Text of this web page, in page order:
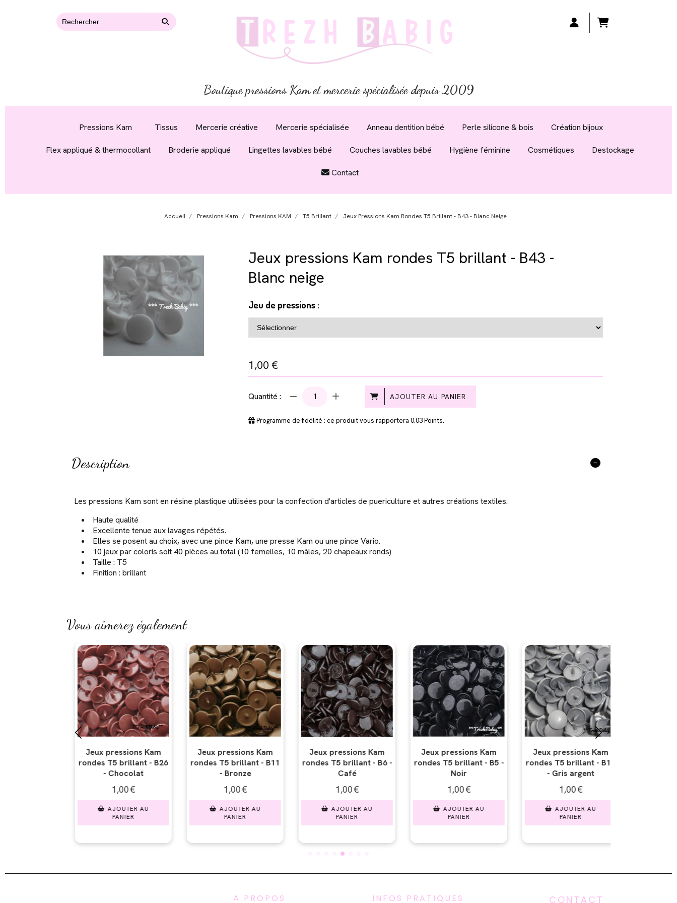
Boutique pressions Kam et mercerie spécialisée depuis 2009
Pressions Kam Tissus Mercerie créative Mercerie spécialisée Anneau dentition bébé Perle silicone & bois Création bijoux
Flex appliqué & thermocollant Broderie appliqué Lingettes lavables bébé Couches lavables bébé Hygiène féminine Cosmétiques Destockage
Contact
Accueil Pressions Kam Pressions KAM T5 Brillant Jeux Pressions Kam Rondes T5 Brillant - B43 - Blanc Neige
Jeux pressions Kam rondes T5 brillant - B43 -
Blanc neige
Jeu de pressions :
1,00 €
Quantité : AJOUTER AU PANIER
Programme de fidélité : ce produit vous rapportera0.03Points.
Description
Les pressions Kam sont en résine plastique utilisées pour la confection d'articles de puericulture et autres créations textiles.
Haute qualité
Excellente tenue aux lavages répétés.
Elles se posent au choix, avec une pince Kam, une presse Kam ou une pince Vario.
10 jeux par coloris soit 40 pièces au total (10 femelles, 10 mâles, 20 chapeaux ronds)
Taille : T5
Finition : brillant
Vous aimerez également
Jeux pressions Kam
rondes T5 brillant - B11
- Bronze
1,00€
AJOUTER AU
PANIER
Jeux pressions Kam
rondes T5 brillant - B6 -
Café
1,00€
AJOUTER AU
PANIER
Jeux pressions Kam
rondes T5 brillant - B5 -
Noir
1,00€
AJOUTER AU
PANIER
Jeux pressions Kam
rondes T5 brillant - B13
- Gris argent
1,00€
AJOUTER AU
PANIER
Jeux pressions Kam
rondes T5 brillant - B24
- Gris souris
1,00€
AJOUTER AU
PANIER
A PROPOS INFOS PRATIQUES CONTACT